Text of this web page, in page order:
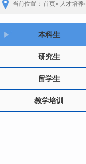
当前位置： 首页» 人才培养
本科生
研究生
留学生
教学培训